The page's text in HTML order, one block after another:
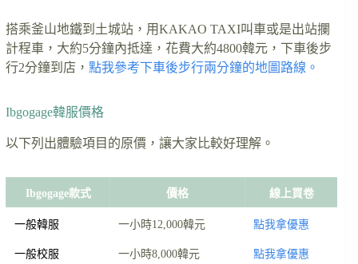
搭乘釜山地鐵到土城站，用KAKAO TAXI叫車或是出站攔
計程車，大約5分鐘內抵達，花費大約4800韓元，下車後步
行2分鐘到店， 點我參考下車後步行兩分鐘的地圖路線。
Ibgogage韓服價格
以下列出體驗項目的原價，讓大家比較好理解。
Ibgogage款式 價格 線上買卷
一般韓服 一小時12,000韓元 點我拿優惠
一般校服 一小時8,000韓元 點我拿優惠